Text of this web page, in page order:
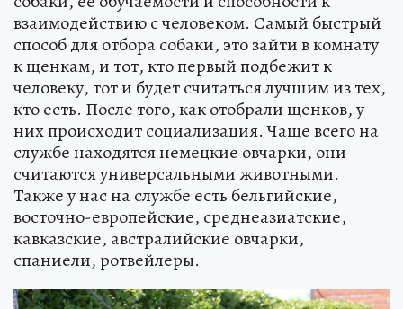
взаимодействию с человеком. Самый быстрый
способ для отбора собаки, это зайти в комнату
к щенкам, и тот, кто первый подбежит к
человеку, тот и будет считаться лучшим из тех,
кто есть. После того, как отобрали щенков, у
них происходит социализация. Чаще всего на
службе находятся немецкие овчарки, они
считаются универсальными животными.
Также у нас на службе есть бельгийские,
восточно-европейские, среднеазиатские,
кавказские, австралийские овчарки,
спаниели, ротвейлеры.